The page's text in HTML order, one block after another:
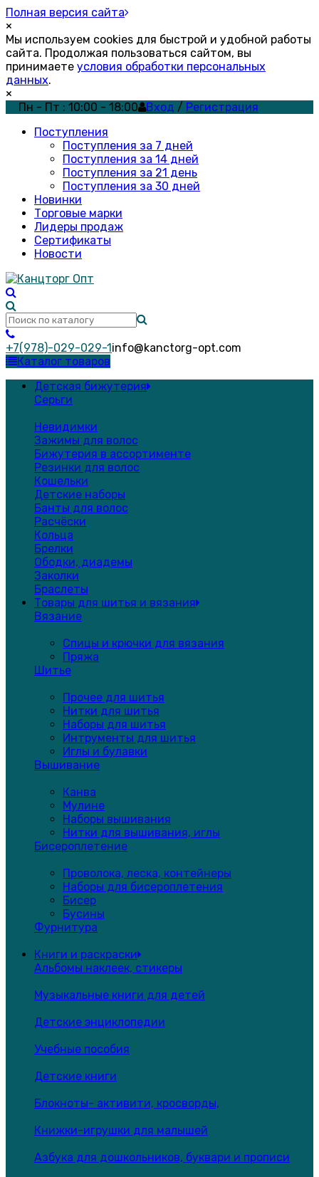
Полная версия сайта
×
Мы используем cookies для быстрой и удобной работы
сайта. Продолжая пользоваться сайтом, вы
принимаете условия обработки персональных
данных.
×
Пн - Пт : 10:00 - 18:00
Вход / Регистрация
Поступления
Поступления за 7 дней
Поступления за 14 дней
Поступления за 21 день
Поступления за 30 дней
Новинки
Торговые марки
Лидеры продаж
Сертификаты
Новости
+7(978)-029-029-1info@kanctorg-opt.com
Каталог товаров
Детская бижутерия
Серьги
Невидимки
Зажимы для волос
Бижутерия в ассортименте
Резинки для волос
Кошельки
Детские наборы
Банты для волос
Расчёски
Кольца
Брелки
Ободки, диадемы
Заколки
Браслеты
Товары для шитья и вязания
Вязание
Спицы и крючки для вязания
Пряжа
Шитье
Прочее для шитья
Нитки для шитья
Наборы для шитья
Интрументы для шитья
Иглы и булавки
Вышивание
Канва
Мулине
Наборы вышивания
Нитки для вышивания, иглы
Бисероплетение
Проволока, леска, контейнеры
Наборы для бисероплетения
Бисер
Бусины
Фурнитура
Книги и раскраски
Альбомы наклеек, стикеры
Музыкальные книги для детей
Детские энциклопедии
Учебные пособия
Детские книги
Блокноты- активити, кросворды,
Книжки-игрушки для малышей
Азбука для дошкольников, буквари и прописи